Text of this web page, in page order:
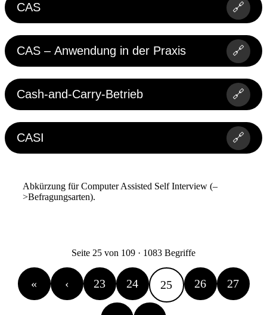
CAS 🔗
CAS – Anwendung in der Praxis 🔗
Cash-and-Carry-Betrieb 🔗
CASI 🔗
Abkürzung für Computer Assisted Self Interview (–
>Befragungsarten).
Seite 25 von 109 · 1083 Begriffe
« ‹ 23 24 25 26 27